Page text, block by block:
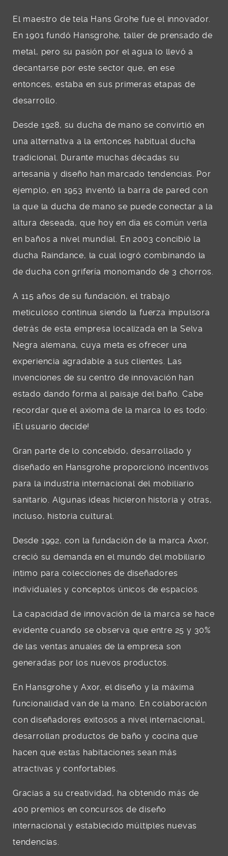
El maestro de tela Hans Grohe fue el innovador.
En 1901 fundó Hansgrohe, taller de prensado de
metal, pero su pasión por el agua lo llevó a
decantarse por este sector que, en ese
entonces, estaba en sus primeras etapas de
desarrollo.
Desde 1928, su ducha de mano se convirtió en
una alternativa a la entonces habitual ducha
tradicional. Durante muchas décadas su
artesanía y diseño han marcado tendencias. Por
ejemplo, en 1953 inventó la barra de pared con
la que la ducha de mano se puede conectar a la
altura deseada, que hoy en día es común verla
en baños a nivel mundial. En 2003 concibió la
ducha Raindance, la cual logró combinando la
de ducha con grifería monomando de 3 chorros.
A 115 años de su fundación, el trabajo
meticuloso continua siendo la fuerza impulsora
detrás de esta empresa localizada en la Selva
Negra alemana, cuya meta es ofrecer una
experiencia agradable a sus clientes. Las
invenciones de su centro de innovación han
estado dando forma al paisaje del baño. Cabe
recordar que el axioma de la marca lo es todo:
¡El usuario decide!
Gran parte de lo concebido, desarrollado y
diseñado en Hansgrohe proporcionó incentivos
para la industria internacional del mobiliario
sanitario. Algunas ideas hicieron historia y otras,
incluso, historia cultural.
Desde 1992, con la fundación de la marca Axor,
creció su demanda en el mundo del mobiliario
íntimo para colecciones de diseñadores
individuales y conceptos únicos de espacios.
La capacidad de innovación de la marca se hace
evidente cuando se observa que entre 25 y 30%
de las ventas anuales de la empresa son
generadas por los nuevos productos.
En Hansgrohe y Axor, el diseño y la máxima
funcionalidad van de la mano. En colaboración
con diseñadores exitosos a nivel internacional,
desarrollan productos de baño y cocina que
hacen que estas habitaciones sean más
atractivas y confortables.
Gracias a su creatividad, ha obtenido más de
400 premios en concursos de diseño
internacional y establecido múltiples nuevas
tendencias.